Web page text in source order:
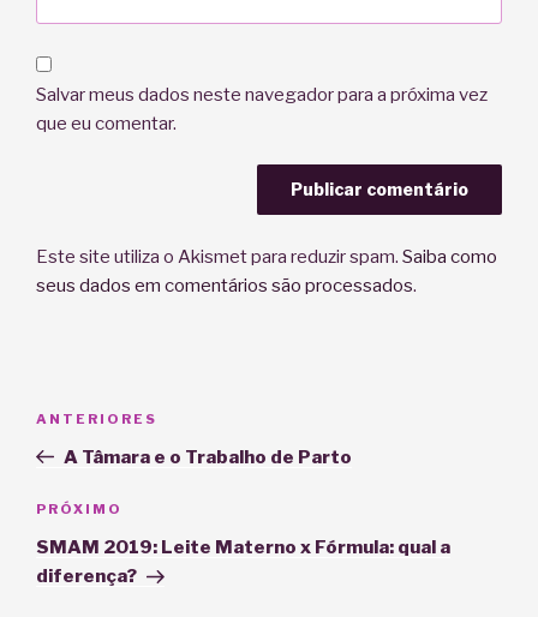
Salvar meus dados neste navegador para a próxima vez
que eu comentar.
Este site utiliza o Akismet para reduzir spam. Saiba como
seus dados em comentários são processados.
Post
Post
anterior
ANTERIORES
A Tâmara e o Trabalho de Parto
Próximo
post
PRÓXIMO
SMAM 2019: Leite Materno x Fórmula: qual a
diferença?